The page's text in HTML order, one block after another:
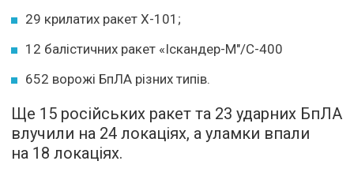
29 крилатих ракет Х-101;
12 балістичних ракет «Іскандер-М"/С-400
652 ворожі БпЛА різних типів.
Ще 15 російських ракет та 23 ударних БпЛА
влучили на 24 локаціях, а уламки впали
на 18 локаціях.